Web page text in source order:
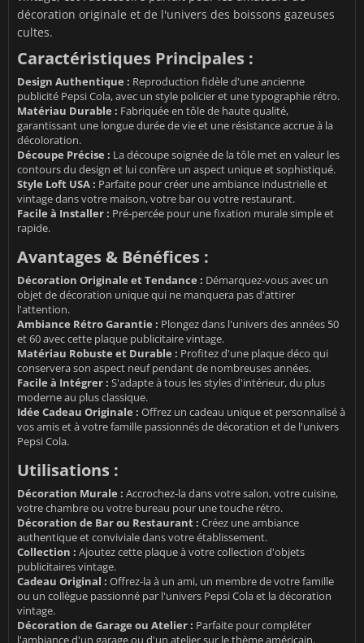
décoration originale et de l'univers des boissons gazeuses
cultes.
Caractéristiques Principales :
Design Authentique : Reproduction fidèle d'une ancienne
publicité Pepsi Cola, avec un style policier et une typographie rétro.
Matériau Durable : Fabriquée en tôle de haute qualité,
garantissant une longue durée de vie et une résistance accrue à la
décoloration.
Découpe Précise : La découpe soignée de la tôle met en valeur les
contours du design et lui confère un aspect unique et sophistiqué.
Style Loft USA : Parfaite pour créer une ambiance industrielle et
vintage dans votre maison, votre bar ou votre restaurant.
Facile à Installer : Pré-percée pour une fixation murale simple et
rapide.
Avantages & Bénéfices :
Décoration Originale et Tendance : Démarquez-vous avec un
objet de décoration unique qui ne manquera pas d'attirer
l'attention.
Ambiance Rétro Garantie : Plongez dans l'univers des années 50
et 60 avec cette plaque publicitaire vintage.
Matériau Robuste et Durable : Profitez d'une plaque déco qui
conservera son aspect neuf pendant de nombreuses années.
Facile à Intégrer : S'adapte à tous les styles d'intérieur, du plus
moderne au plus classique.
Idée Cadeau Originale : Offrez un cadeau unique et personnalisé à
vos amis et à votre famille passionnés de décoration et de l'univers
Pepsi Cola.
Utilisations :
Décoration Murale : Accrochez-la dans votre salon, votre cuisine,
votre chambre ou votre bureau pour une touche rétro.
Décoration de Bar ou Restaurant : Créez une ambiance
authentique et conviviale dans votre établissement.
Collection : Ajoutez cette plaque à votre collection d'objets
publicitaires vintage.
Cadeau Original : Offrez-la à un ami, un membre de votre famille
ou un collègue passionné par l'univers Pepsi Cola et la décoration
vintage.
Décoration de Garage ou Atelier : Parfaite pour compléter
l'ambiance d'un garage ou d'un atelier sur le thème américain.